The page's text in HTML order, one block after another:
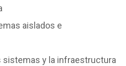
aislados e
sistemas y la infraestructura